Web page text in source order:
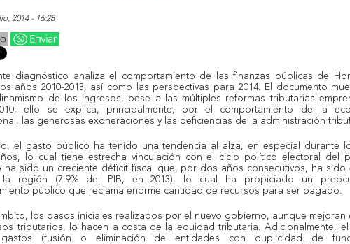
2014 - 16:28
diagnóstico analiza el comportamiento de las finanzas públicas de
años 2010-2013, así como las perspectivas para 2014. El documento
de los ingresos, pese a las múltiples reformas tributarias
ello se explica, principalmente, por el comportamiento de la
las generosas exoneraciones y las deficiencias de la administración
el gasto público ha tenido una tendencia al alza, en especial durante
lo cual tiene estrecha vinculación con el ciclo político electoral del
ha sido un creciente déficit fiscal que, por dos años consecutivos, ha sido
región (7.9% del PIB, en 2013), lo cual ha propiciado un
público que reclama enorme cantidad de recursos para ser pagado.
los pasos iniciales realizados por el nuevo gobierno, aunque mejoran
tributarios, lo hacen a costa de la equidad tributaria. Adicionalmente, el
(fusión o eliminación de entidades con duplicidad de